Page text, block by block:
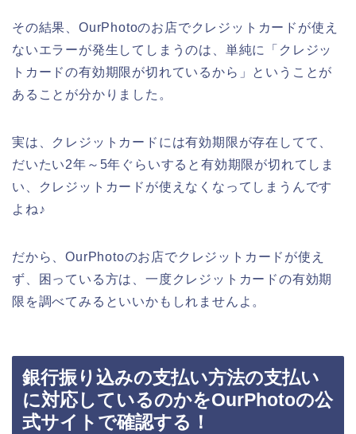
その結果、OurPhotoのお店でクレジットカードが使え
ないエラーが発生してしまうのは、単純に「クレジッ
トカードの有効期限が切れているから」ということが
あることが分かりました。
実は、クレジットカードには有効期限が存在してて、
だいたい2年～5年ぐらいすると有効期限が切れてしま
い、クレジットカードが使えなくなってしまうんです
よね♪
だから、OurPhotoのお店でクレジットカードが使え
ず、困っている方は、一度クレジットカードの有効期
限を調べてみるといいかもしれませんよ。
銀行振り込みの支払い方法の支払い
に対応しているのかをOurPhotoの公
式サイトで確認する！